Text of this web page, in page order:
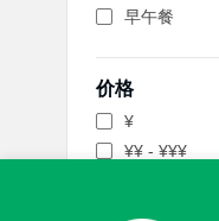
早午餐
价格
¥
¥¥ - ¥¥¥